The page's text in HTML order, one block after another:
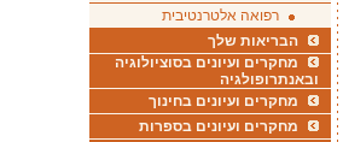
רפואה אלטרנטיבית
הבריאות שלך
מחקרים ועיונים בסוציולוגיה
ובאנתרופולגיה
מחקרים ועיונים בחינוך
מחקרים ועיונים בספרות